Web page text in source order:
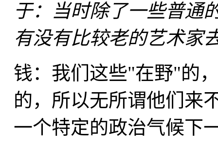
于：当时除了一些普通
有没有比较老的艺术家
钱：我们这些"在野"的
的，所以无所谓他们来
一个特定的政治气候下